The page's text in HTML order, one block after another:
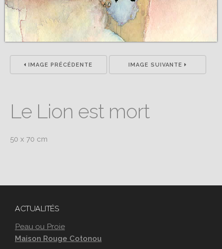
IMAGE PRÉCÉDENTE IMAGE SUIVANTE
Le Lion est mort
50 x 70 cm
ACTUALITÉS
Peau ou Proie
Maison Rouge Cotonou